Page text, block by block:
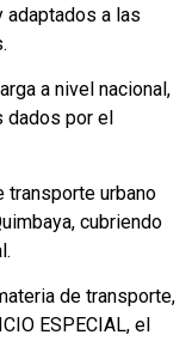
a las
a nivel nacional,
dados por el
transporte urbano
cubriendo
de transporte,
ESPECIAL, el